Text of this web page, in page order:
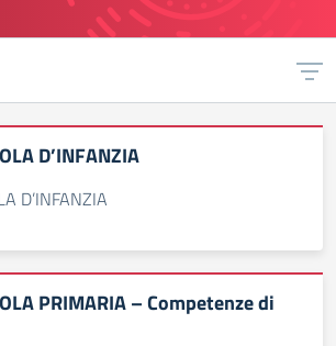
D’INFANZIA
D’INFANZIA
PRIMARIA – Competenze di